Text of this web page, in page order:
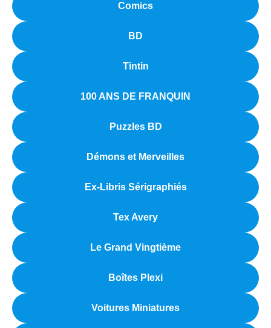
Comics
BD
Tintin
100 ANS DE FRANQUIN
Puzzles BD
Démons et Merveilles
Ex-Libris Sérigraphiés
Tex Avery
Le Grand Vingtième
Boîtes Plexi
Voitures Miniatures